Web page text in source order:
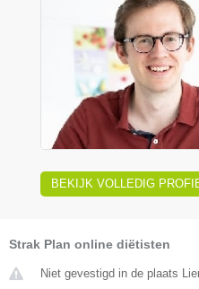
BEKIJK VOLLEDIG
Strak Plan online diëtisten
Niet gevestigd in de plaats